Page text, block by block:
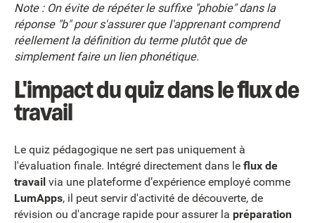
Note : On évite de répéter le suffixe "phobie" dans la
réponse "b" pour s'assurer que l'apprenant comprend
réellement la définition du terme plutôt que de
simplement faire un lien phonétique.
L'impact du quiz dans le flux de
travail
Le quiz pédagogique ne sert pas uniquement à
l'évaluation finale. Intégré directement dans le flux de
travail via une plateforme d’expérience employé comme
LumApps, il peut servir d'activité de découverte, de
révision ou d'ancrage rapide pour assurer la préparation